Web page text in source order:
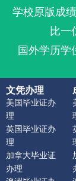
学校原版成
比一
国外学历学
文凭办理
美国毕业证办
理
英国毕业证办
理
加拿大毕业证
办理